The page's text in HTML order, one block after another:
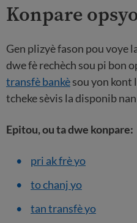
Konpare
Gen plizyè fason pou voye
dwe fè rechèch sou pi bon
transfè bankèsou yon kont
tcheke sèvis la disponib
Epitou, ou ta dwe konpare:
pri ak frè yo
to chanj yo
tan transfè yo